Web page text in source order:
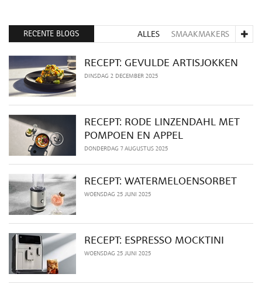
RECENTE BLOGS ALLES SMAAKMAKERS
RECEPT: GEVULDE ARTISJOKKEN
DINSDAG 2 DECEMBER 2025
RECEPT: RODE LINZENDAHL MET
POMPOEN EN APPEL
DONDERDAG 7 AUGUSTUS 2025
RECEPT: WATERMELOENSORBET
WOENSDAG 25 JUNI 2025
RECEPT: ESPRESSO MOCKTINI
WOENSDAG 25 JUNI 2025